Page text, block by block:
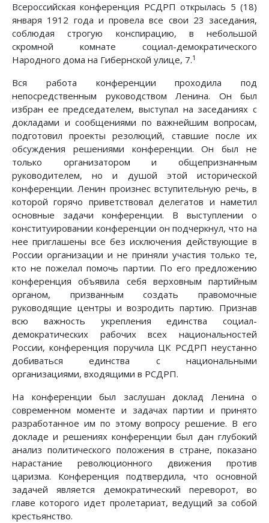
Всероссийская конференция РСДРП открылась 5 (18)
января 1912 года и провела все свои 23 заседания,
соблюдая строгую конспирацию, в небольшой
скромной комнате социал-демократического
Народного дома на Гибернской улице, 7.1
Вся работа конференции проходила под
непосредственным руководством Ленина. Он был
избран ее председателем, выступал на заседаниях с
докладами и сообщениями по важнейшим вопросам,
подготовил проекты резолюций, ставшие после их
обсуждения решениями конференции. Он был не
только организатором и общепризнанным
руководителем, но и душой этой исторической
конференции. Ленин произнес вступительную речь, в
которой горячо приветствовал делегатов и наметил
основные задачи конференции. В выступлении о
конституировании конференции он подчеркнул, что на
нее приглашены все без исключения действующие в
России организации и не приняли участия только те,
кто не пожелал помочь партии. По его предложению
конференция объявила себя верховным партийным
органом, призванным создать правомочные
руководящие центры и возродить партию. Признав
всю важность укрепления единства социал-
демократических рабочих всех национальностей
России, конференция поручила ЦК РСДРП неустанно
добиваться единства с национальными
организациями, входящими в РСДРП.
На конференции был заслушан доклад Ленина о
современном моменте и задачах партии и принято
разработанное им по этому вопросу решение. В его
докладе и решениях конференции был дан глубокий
анализ политического положения в стране, показано
нарастание революционного движения против
царизма. Конференция подтвердила, что основной
задачей является демократический переворот, во
главе которого идет пролетариат, ведущий за собой
крестьянство.